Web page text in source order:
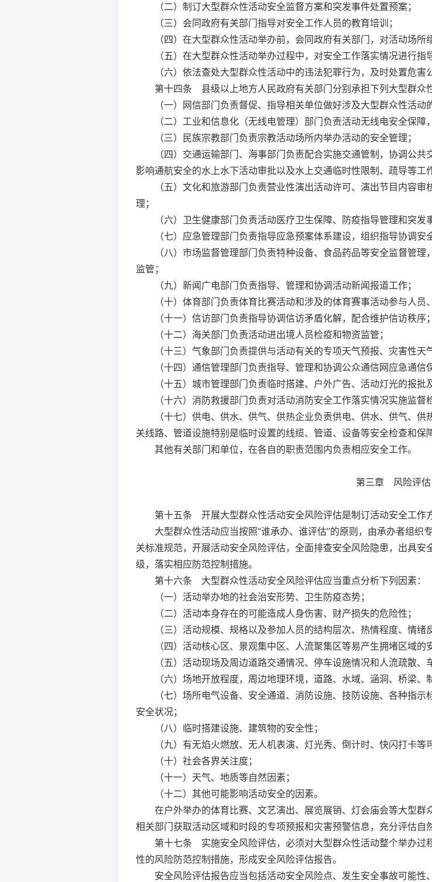
（二）制订大型群众性活动安全监督方案和突发事件处置预案；
（三）会同政府有关部门指导对安全工作人员的教育培训；
（四）在大型群众性活动举办前，会同政府有关部门，对活动场所
（五）在大型群众性活动举办过程中，对安全工作落实情况进行指
（六）依法查处大型群众性活动中的违法犯罪行为，及时处置危害
第十四条 县级以上地方人民政府有关部门分别承担下列大型群众
（一）网信部门负责督促、指导相关单位做好涉及大型群众性活动
（二）工业和信息化（无线电管理）部门负责活动无线电安全保
（三）民族宗教部门负责宗教活动场所内举办活动的安全管理；
（四）交通运输部门、海事部门负责配合实施交通管制，协调公
影响通航安全的水上水下活动审批以及水上交通临时性限制、疏导等工作
（五）文化和旅游部门负责营业性演出活动许可、演出节目内容
理；
（六）卫生健康部门负责活动医疗卫生保障、防疫指导管理和突发
（七）应急管理部门负责指导应急预案体系建设，组织指导协调安
（八）市场监督管理部门负责特种设备、食品药品等安全监督管
监管；
（九）新闻广电部门负责指导、管理和协调活动新闻报道工作；
（十）体育部门负责体育比赛活动和涉及的体育赛事活动参与人员
（十一）信访部门负责指导协调信访矛盾化解，配合维护信访秩序；
（十二）海关部门负责活动进出境人员检疫和物资监管；
（十三）气象部门负责提供与活动有关的专项天气预报、灾害性天
（十四）通信管理部门负责指导、管理和协调公众通信网应急通信
（十五）城市管理部门负责临时搭建、户外广告、活动灯光的报批
（十六）消防救援部门负责对活动消防安全工作落实情况实施监督
（十七）供电、供水、供气、供热企业负责供电、供水、供气、
关线路、管道设施特别是临时设置的线缆、管道、设备等安全检查和保障
其他有关部门和单位，在各自的职责范围内负责相应安全工作。
第三章 风险评估
第十五条 开展大型群众性活动安全风险评估是制订活动安全工作
大型群众性活动应当按照“谁承办、谁评估”的原则，由承办者组
关标准规范，开展活动安全风险评估，全面排查安全风险隐患，出具
级，落实相应防范控制措施。
第十六条 大型群众性活动安全风险评估应当重点分析下列因素：
（一）活动举办地的社会治安形势、卫生防疫态势；
（二）活动本身存在的可能造成人身伤害、财产损失的危险性；
（三）活动规模、规格以及参加人员的结构层次、热情程度、情绪
（四）活动核心区、景观集中区、人流聚集区等易产生拥堵区域的
（五）活动现场及周边道路交通情况、停车设施情况和人流疏散、
（六）场地开放程度，周边地理环境，道路、水域、涵洞、桥梁、
（七）场所电气设备、安全通道、消防设施、技防设施、各种指
安全状况；
（八）临时搭建设施、建筑物的安全性；
（九）有无焰火燃放、无人机表演、灯光秀、倒计时、快闪打卡等
（十）社会各界关注度；
（十一）天气、地质等自然因素；
（十二）其他可能影响活动安全的因素。
在户外举办的体育比赛、文艺演出、展览展销、灯会庙会等大型
相关部门获取活动区域和时段的专项预报和灾害预警信息，充分评估自
第十七条 实施安全风险评估，必须对大型群众性活动整个举办过
性的风险防范控制措施，形成安全风险评估报告。
安全风险评估报告应当包括活动安全风险点、发生安全事故可能